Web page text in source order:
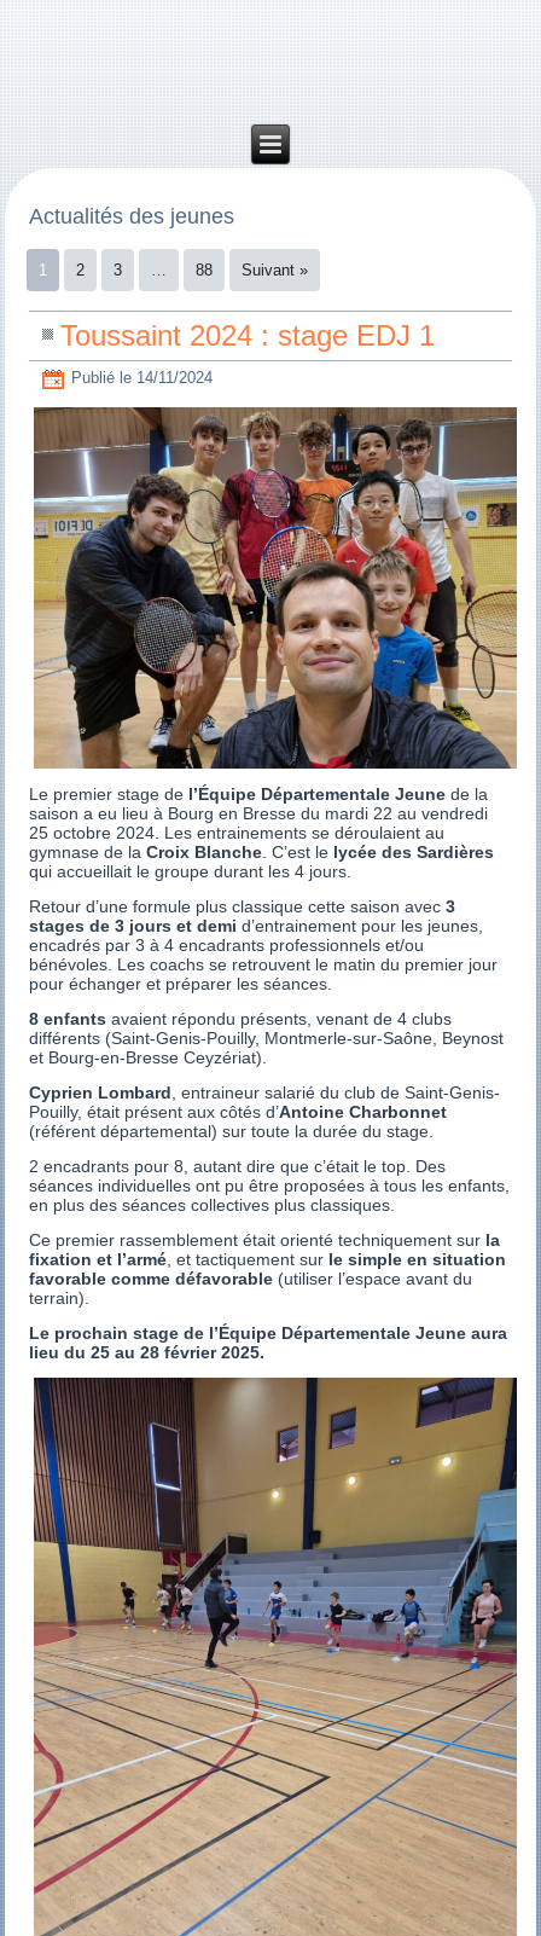
Actualités des jeunes
1 2 3 … 88 Suivant »
Toussaint 2024 : stage EDJ 1
Publié le 14/11/2024
Le premier stage de l’Équipe Départementale Jeune de la
saison a eu lieu à Bourg en Bresse du mardi 22 au vendredi
25 octobre 2024. Les entrainements se déroulaient au
gymnase de laCroix Blanche. C’est le lycée des Sardières
qui accueillait le groupe durant les 4 jours.
Retour d’une formule plus classique cette saison avec3
stages de 3 jours et demi d’entrainement pour les jeunes,
encadrés par 3 à 4 encadrants professionnels et/ou
bénévoles. Les coachs se retrouvent le matin du premier jour
pour échanger et préparer les séances.
8 enfants avaient répondu présents, venant de 4 clubs
différents (Saint-Genis-Pouilly, Montmerle-sur-Saône, Beynost
et Bourg-en-Bresse Ceyzériat).
Cyprien Lombard, entraineur salarié du club de Saint-Genis-
Pouilly, était présent aux côtés d’Antoine Charbonnet
(référent départemental) sur toute la durée du stage.
2 encadrants pour 8, autant dire que c’était le top. Des
séances individuelles ont pu être proposées à tous les enfants,
en plus des séances collectives plus classiques.
Ce premier rassemblement était orienté techniquement sur la
fixation et l’armé, et tactiquement sur le simple en situation
favorable comme défavorable (utiliser l’espace avant du
terrain).
Le prochain stage de l’Équipe Départementale Jeune aura
lieu du 25 au 28 février 2025.